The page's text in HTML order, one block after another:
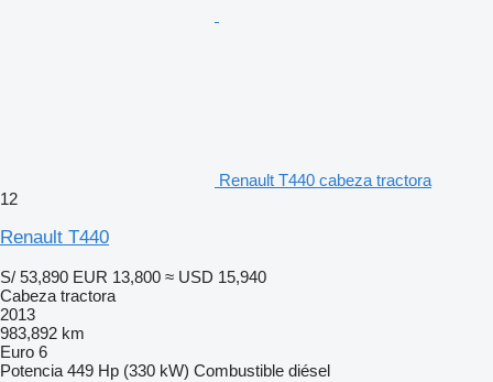
Renault T440 cabeza tractora
12
Renault T440
S/ 53,890 EUR 13,800 ≈ USD 15,940
Cabeza tractora
2013
983,892 km
Euro 6
Potencia 449 Hp (330 kW) Combustible diésel